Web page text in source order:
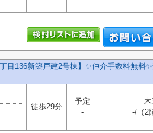
目136新築戸建2号棟】✨️仲介手数料無料
徒歩29分
予定
-
木
-/（2